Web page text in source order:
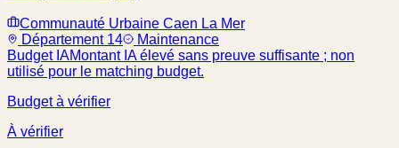
Communauté Urbaine Caen La Mer
Département 14
Maintenance
Budget IAMontant IA élevé sans preuve suffisante ; non
utilisé pour le matching budget.
Budget à vérifier
À vérifier